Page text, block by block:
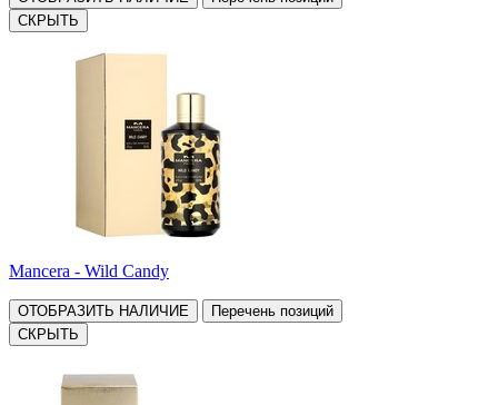
СКРЫТЬ
Mancera - Wild Candy
ОТОБРАЗИТЬ НАЛИЧИЕ
Перечень позиций
СКРЫТЬ